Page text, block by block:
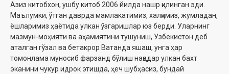
Азиз китобхон, ушбу китоб 2006 йилда нашр қилинган эди.
‎Маълумки, ўтган даврда мамлакатимиз, халқимиз, жумладан,
‎ёшларимиз ҳаётида улкан ўзгаришлар юз берди. Уларнинг
‎мазмун-моҳияти ва аҳамиятини тушуниш, Узбекистон деб
‎аталган гўзал ва бетакрор Ватанда яшаш, унга ҳар
томонлама ‎муносиб фарзанд бўлиш нақадар улкан бахт
эканини чукур идрок ‎этишда, ҳеч шубҳасиз, бундай